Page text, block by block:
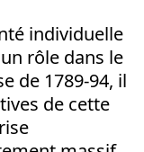
individuelle
rôle dans le
de 1789-94, il
de cette